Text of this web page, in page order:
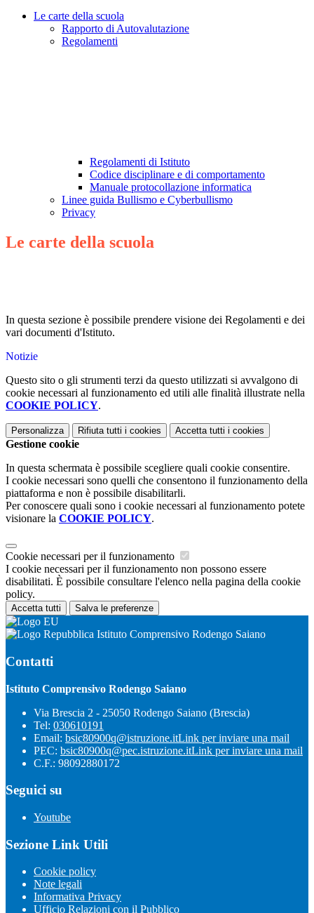
Le carte della scuola
Rapporto di Autovalutazione
Regolamenti
Regolamenti di Istituto
Codice disciplinare e di comportamento
Manuale protocollazione informatica
Linee guida Bullismo e Cyberbullismo
Privacy
Le carte della scuola
In questa sezione è possibile prendere visione dei Regolamenti e dei
vari documenti d'Istituto.
Notizie
Questo sito o gli strumenti terzi da questo utilizzati si avvalgono di
cookie necessari al funzionamento ed utili alle finalità illustrate nella
COOKIE POLICY.
Personalizza Rifiuta tutti i cookies Accetta tutti i cookies
Gestione cookie
In questa schermata è possibile scegliere quali cookie consentire.
I cookie necessari sono quelli che consentono il funzionamento della
piattaforma e non è possibile disabilitarli.
Per conoscere quali sono i cookie necessari al funzionamento potete
visionare la COOKIE POLICY.
Cookie necessari per il funzionamento
I cookie necessari per il funzionamento non possono essere
disabilitati. È possibile consultare l'elenco nella pagina della cookie
policy.
Accetta tutti Salva le preferenze
Istituto Comprensivo Rodengo Saiano
Contatti
Istituto Comprensivo Rodengo Saiano
Via Brescia 2 - 25050 Rodengo Saiano (Brescia)
Tel: 030610191
Email: bsic80900q@istruzione.itLink per inviare una mail
PEC: bsic80900q@pec.istruzione.itLink per inviare una mail
C.F.: 98092880172
Seguici su
Youtube
Sezione Link Utili
Cookie policy
Note legali
Informativa Privacy
Ufficio Relazioni con il Pubblico